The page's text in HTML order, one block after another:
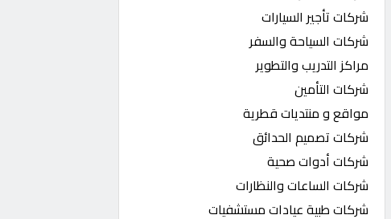
POWERED
QHOST
شركات تأجير السيارات
شركات السياحة والسفر
مراكز التدريب والتطوير
شركات التأمين
مواقع و منتديات قطرية
شركات تصميم الحدائق
شركات أدوات صحية
شركات الساعات والنظارات
شركات طبية عيادات مستشفيات